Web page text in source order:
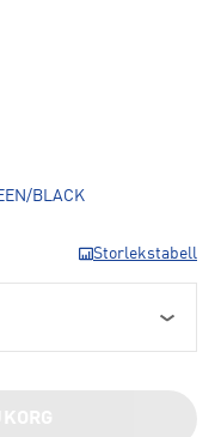
BLACK
Storlekstabell